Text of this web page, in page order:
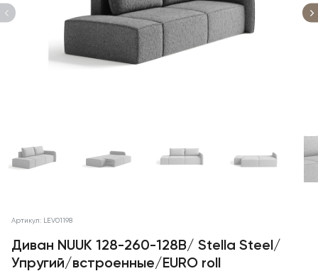
Артикул: LEV01198
Диван NUUK 128-260-128B/ Stella Steel/
Упругий/встроенные/EURO roll